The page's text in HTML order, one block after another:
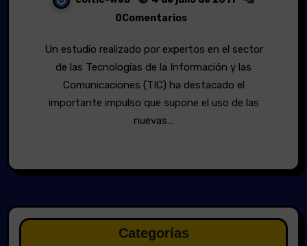
0Comentarios
Un estudio realizado por expertos en el sector
de las Tecnologías de la Información y las
Comunicaciones (TIC) ha destacado el
importante impulso que supone el uso de las
nuevas…
Categorías